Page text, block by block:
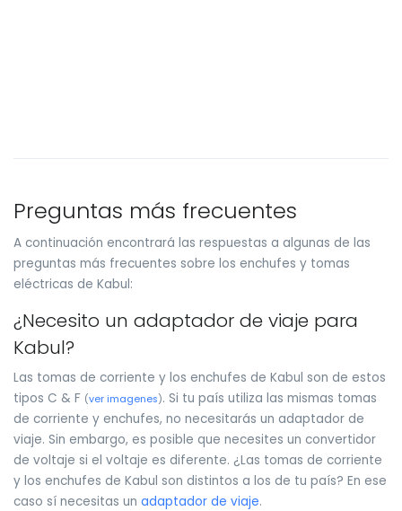
Preguntas más frecuentes
A continuación encontrará las respuestas a algunas de las
preguntas más frecuentes sobre los enchufes y tomas
eléctricas de Kabul:
¿Necesito un adaptador de viaje para
Kabul?
Las tomas de corriente y los enchufes de Kabul son de estos
tipos C & F (ver imagenes). Si tu país utiliza las mismas tomas
de corriente y enchufes, no necesitarás un adaptador de
viaje. Sin embargo, es posible que necesites un convertidor
de voltaje si el voltaje es diferente. ¿Las tomas de corriente
y los enchufes de Kabul son distintos a los de tu país? En ese
caso sí necesitas un adaptador de viaje.